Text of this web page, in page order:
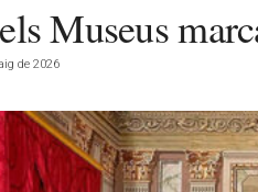
Museus
de 2026